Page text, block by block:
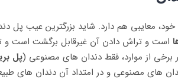
خود، معایبی هم دارد. شاید بزرگترین عیب پل
است و تراش دادن آن غیرقابل برگشت است و
از موارد، فقط دندان های مصنوعی (پل
های مصنوعی و در امتداد آن دندان های